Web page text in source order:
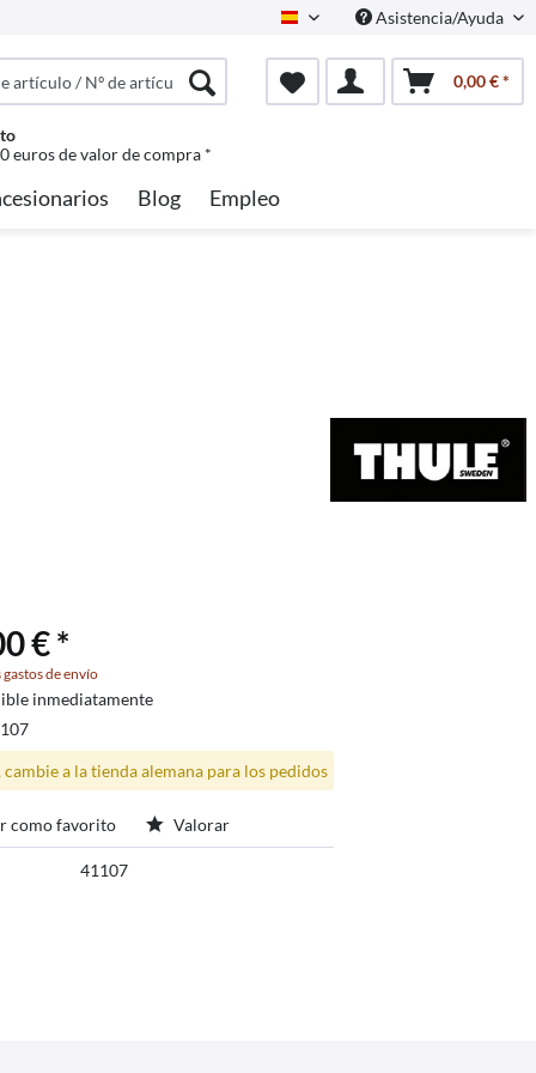
Spanisch Asistencia/Ayuda
0,00 € *
euros de valor de compra *
Blog Empleo
€ *
gastos de envío
inmediatamente
a la tienda alemana para los pedidos
como favorito Valorar
41107